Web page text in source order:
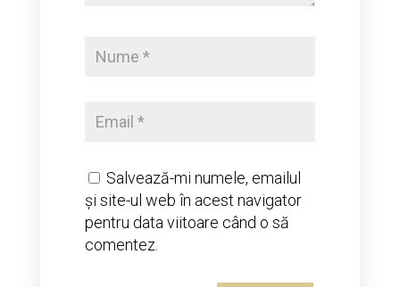
Salvează-mi numele, emailul
și site-ul web în acest navigator
pentru data viitoare când o să
comentez.